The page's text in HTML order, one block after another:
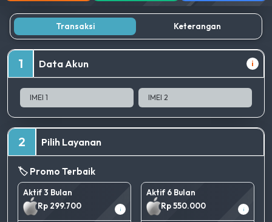
Transaksi Keterangan
1 Data Akun i
2 Pilih Layanan
🏷️ Promo Terbaik
Aktif 3 Bulan
Rp 299.700
i
Aktif 6 Bulan
Rp 550.000
i